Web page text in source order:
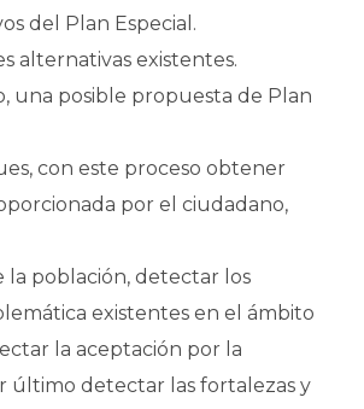
del Plan Especial.
alternativas existentes.
una posible propuesta de Plan
con este proceso obtener
por el ciudadano,
la población, detectar los
existentes en el ámbito
la aceptación por la
último detectar las fortalezas y